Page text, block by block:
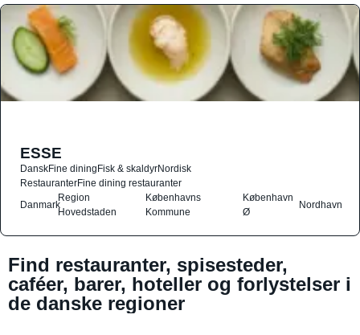
ESSE
DanskFine diningFisk & skaldyrNordisk
RestauranterFine dining restauranter
Danmark
Region
Hovedstaden
Københavns
Kommune
København
Ø
Nordhavn
Find restauranter, spisesteder,
caféer, barer, hoteller og forlystelser i
de danske regioner